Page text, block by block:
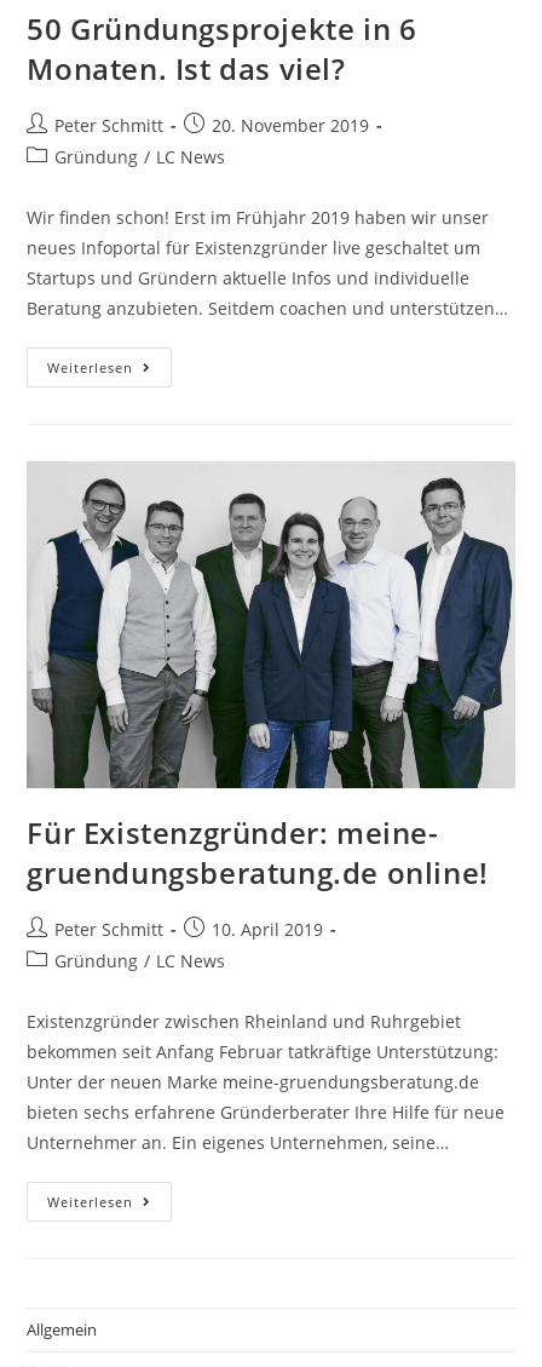
50 Gründungsprojekte in 6
Monaten. Ist das viel?
Peter Schmitt
20. November 2019
Gründung / LC News
Wir finden schon! Erst im Frühjahr 2019 haben wir unser
neues Infoportal für Existenzgründer live geschaltet um
Startups und Gründern aktuelle Infos und individuelle
Beratung anzubieten. Seitdem coachen und unterstützen…
Weiterlesen
Für Existenzgründer: meine-
gruendungsberatung.de online!
Peter Schmitt
10. April 2019
Gründung / LC News
Existenzgründer zwischen Rheinland und Ruhrgebiet
bekommen seit Anfang Februar tatkräftige Unterstützung:
Unter der neuen Marke meine-gruendungsberatung.de
bieten sechs erfahrene Gründerberater Ihre Hilfe für neue
Unternehmer an. Ein eigenes Unternehmen, seine…
Weiterlesen
Allgemein